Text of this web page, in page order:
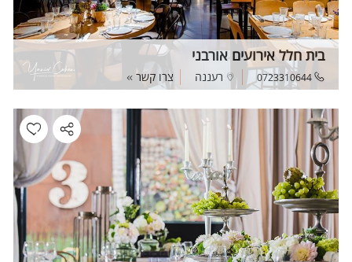
בית חלל אירועים אורבני
0723310644 רעננה צרו קשר